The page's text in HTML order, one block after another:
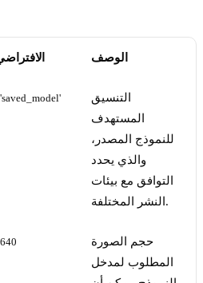
الوصف
'saved_model'
التنسيق
المستهدف
للنموذج المصدر،
والذي يحدد
التوافق مع بيئات
النشر المختلفة.
640
حجم الصورة
المطلوب لمدخل